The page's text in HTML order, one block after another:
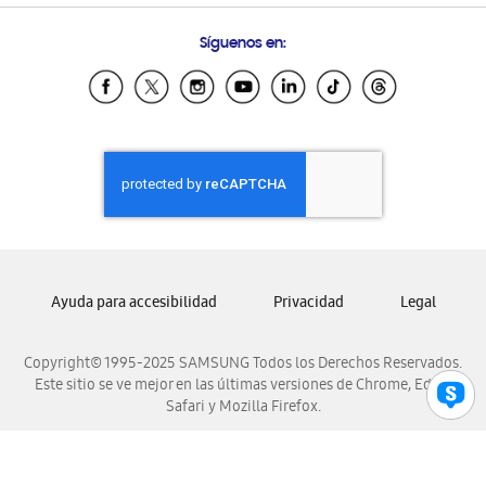
Samsung Ecuador
Samsung El Salvador
Samsung Honduras
Samsung Nicaragua
Samsung Panamá
Samsung Venezuela
Síguenos en:
Copyright© 1995-2025 SAMSUNG Todos los Derechos Reservados.
Este sitio se ve mejor en las últimas versiones de Chrome, Edge,
Safari y Mozilla Firefox.
Ayuda para accesibilidad Privacidad Legal